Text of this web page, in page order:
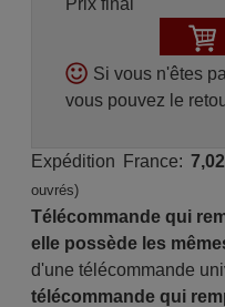
Prix final
Si vous n'êtes
vous pouvez le
Expédition France:
ouvrés)
Télécommande qui
elle possède les
d'une télécommande
télécommande qui